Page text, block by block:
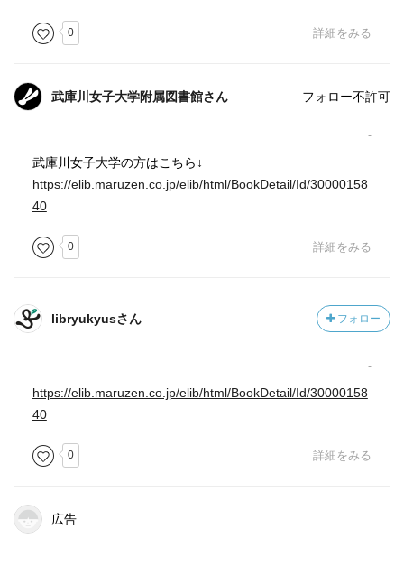
0 詳細をみる
武庫川女子大学附属図書館さん フォロー不許可
-
武庫川女子大学の方はこちら↓
https://elib.maruzen.co.jp/elib/html/BookDetail/Id/30000158
40
0 詳細をみる
libryukyusさん フォロー
-
https://elib.maruzen.co.jp/elib/html/BookDetail/Id/30000158
40
0 詳細をみる
広告